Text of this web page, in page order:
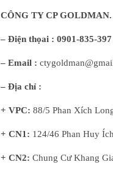
CÔNG TY CP GOLDMAN.
– Điện thọai : 0901-835-397
– Email :
– Địa chỉ :
+ VPC: 88/5 Phan Xích
+ CN1: 124/46 Phan Huy
+ CN2: Chung Cư Khang